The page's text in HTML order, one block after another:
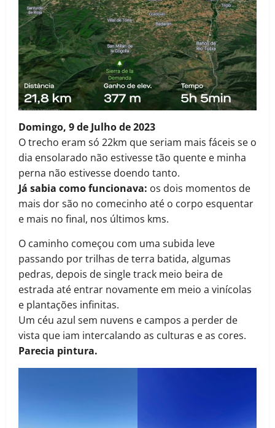
Domingo, 9 de Julhode 2023
O trecho eram só 22km que seriam mais fáceis se o
dia ensolarado não estivesse tão quente e minha
perna não estivesse doendo tanto.
Já sabia como funcionava: os dois momentos de
mais dor são no comecinho até o corpo esquentar
e mais no final, nos últimos kms.
O caminho começou com uma subida leve
passando por trilhas de terra batida, algumas
pedras, depois de single track meio beira de
estrada até entrar novamente em meio a vinícolas
e plantações infinitas.
Um céu azul sem nuvens e campos a perder de
vista que iam intercalando as culturas e as cores.
Parecia pintura.